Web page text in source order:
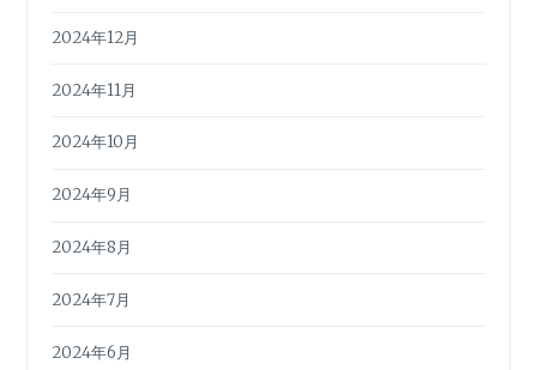
2024年12月
2024年11月
2024年10月
2024年9月
2024年8月
2024年7月
2024年6月